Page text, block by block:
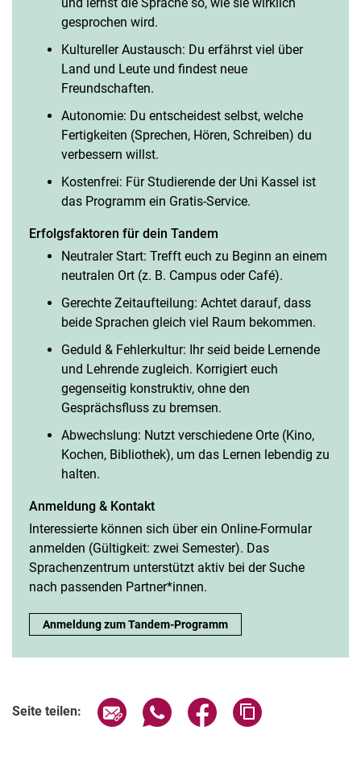
gesprochen wird.
Kultureller Austausch: Du erfährst viel über
Land und Leute und findest neue
Freundschaften.
Autonomie: Du entscheidest selbst, welche
Fertigkeiten (Sprechen, Hören, Schreiben) du
verbessern willst.
Kostenfrei: Für Studierende der Uni Kassel ist
das Programm ein Gratis-Service.
Erfolgsfaktoren für dein Tandem
Neutraler Start: Trefft euch zu Beginn an einem
neutralen Ort (z. B. Campus oder Café).
Gerechte Zeitaufteilung: Achtet darauf, dass
beide Sprachen gleich viel Raum bekommen.
Geduld & Fehlerkultur: Ihr seid beide Lernende
und Lehrende zugleich. Korrigiert euch
gegenseitig konstruktiv, ohne den
Gesprächsfluss zu bremsen.
Abwechslung: Nutzt verschiedene Orte (Kino,
Kochen, Bibliothek), um das Lernen lebendig zu
halten.
Anmeldung & Kontakt
Interessierte können sich über ein Online-Formular
anmelden (Gültigkeit: zwei Semester). Das
Sprachenzentrum unterstützt aktiv bei der Suche
nach passenden Partner*innen.
Sprachenlernen im Austausch: Das Tandem-Programm:
Anmeldung zum Tandem-Programm
Seite teilen: Seite über E-Mail teilen
Seite über WhatsApp teilen
Seite über Facebook